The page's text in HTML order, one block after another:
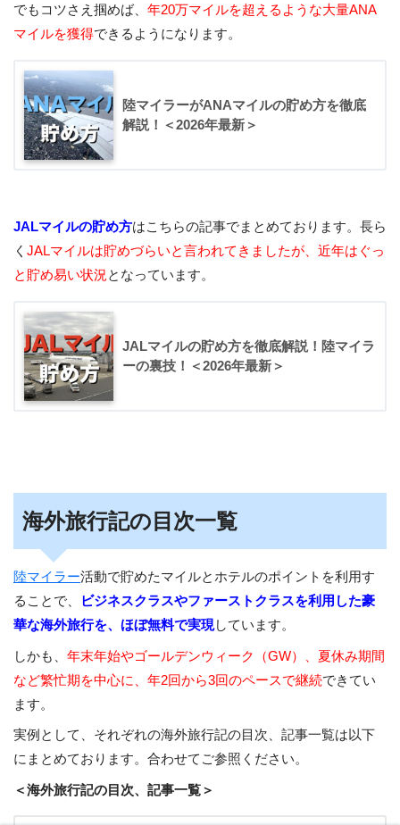
でもコツさえ掴めば、 年20万マイルを超えるような大量ANA
マイルを獲得できるようになります。
陸マイラーがANAマイルの貯め方を徹底
解説！＜2026年最新＞
JALマイルの貯め方はこちらの記事でまとめております。長ら
く JALマイルは貯めづらいと言われてきましたが、近年はぐっ
と貯め易い状況となっています。
JALマイルの貯め方を徹底解説！陸マイラ
ーの裏技！＜2026年最新＞
海外旅行記の目次一覧
陸マイラー活動で貯めたマイルとホテルのポイントを利用す
ることで、
ビジネスクラスやファーストクラスを利用した豪
華な海外旅行を、ほぼ無料で実現しています。
しかも、 年末年始やゴールデンウィーク（GW）、夏休み期間
など繁忙期を中心に、年2回から3回のペースで継続できてい
ます。
実例として、それぞれの海外旅行記の目次、記事一覧は以下
にまとめております。合わせてご参照ください。
＜海外旅行記の目次、記事一覧＞